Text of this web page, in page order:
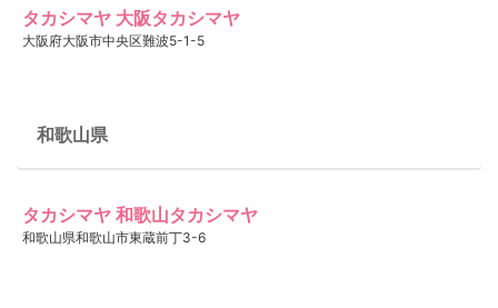
タカシマヤ 大阪タカシマヤ
大阪府大阪市中央区難波5-1-5
和歌山県
タカシマヤ 和歌山タカシマヤ
和歌山県和歌山市東蔵前丁3-6